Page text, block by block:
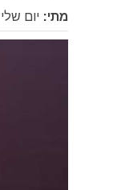
מתי: יום שלישי, 11 באוגוסט, 2026 - יום